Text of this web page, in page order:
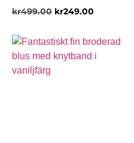
Betygsatt
5.00
kr499.00 kr249.00